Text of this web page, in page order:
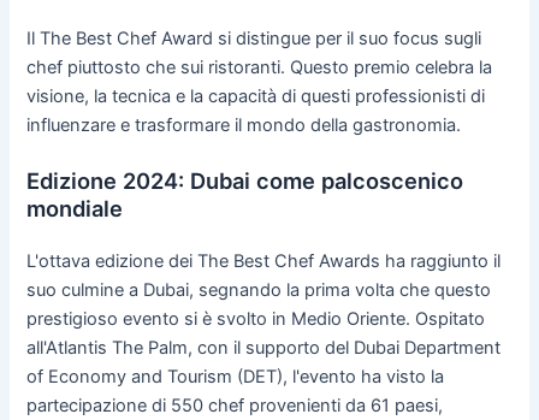
Il The Best Chef Award si distingue per il suo focus sugli
chef piuttosto che sui ristoranti. Questo premio celebra la
visione, la tecnica e la capacità di questi professionisti di
influenzare e trasformare il mondo della gastronomia.
Edizione 2024: Dubai come palcoscenico
mondiale
L'ottava edizione dei The Best Chef Awards ha raggiunto il
suo culmine a Dubai, segnando la prima volta che questo
prestigioso evento si è svolto in Medio Oriente. Ospitato
all'Atlantis The Palm, con il supporto del Dubai Department
of Economy and Tourism (DET), l'evento ha visto la
partecipazione di 550 chef provenienti da 61 paesi,